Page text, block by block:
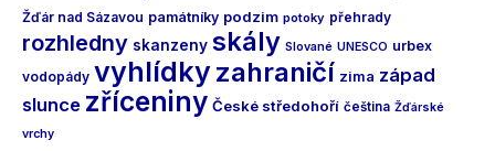
Žďár nad Sázavou památníky podzim potoky přehrady
rozhledny skanzeny skály Slované UNESCO urbex
vodopády vyhlídkyzahraničí zima západ
slunce zříceniny České středohoří čeština Žďárské
vrchy